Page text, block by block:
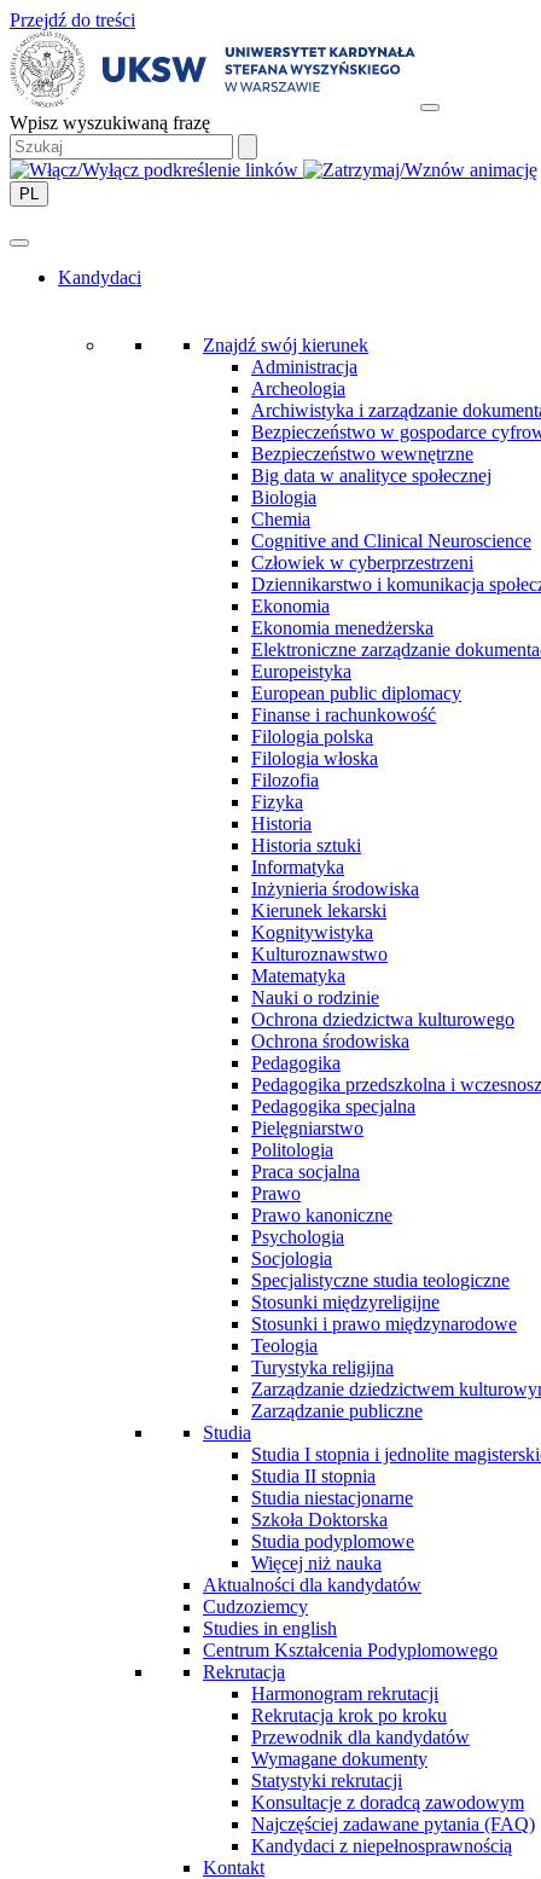
Przejdź do treści
Wpisz wyszukiwaną frazę
PL
Kandydaci
Znajdź swój kierunek
Administracja
Archeologia
Archiwistyka i zarządzanie
Bezpieczeństwo w gospodarce
Bezpieczeństwo wewnętrzne
Big data w analityce społecznej
Biologia
Chemia
Cognitive and Clinical Neuroscience
Człowiek w cyberprzestrzeni
Dziennikarstwo i komunikacja
Ekonomia
Ekonomia menedżerska
Elektroniczne zarządzanie
Europeistyka
European public diplomacy
Finanse i rachunkowość
Filologia polska
Filologia włoska
Filozofia
Fizyka
Historia
Historia sztuki
Informatyka
Inżynieria środowiska
Kierunek lekarski
Kognitywistyka
Kulturoznawstwo
Matematyka
Nauki o rodzinie
Ochrona dziedzictwa kulturowego
Ochrona środowiska
Pedagogika
Pedagogika przedszkolna i
Pedagogika specjalna
Pielęgniarstwo
Politologia
Praca socjalna
Prawo
Prawo kanoniczne
Psychologia
Socjologia
Specjalistyczne studia teologiczne
Stosunki międzyreligijne
Stosunki i prawo międzynarodowe
Teologia
Turystyka religijna
Zarządzanie dziedzictwem
Zarządzanie publiczne
Studia
Studia I stopnia i jednolite
Studia II stopnia
Studia niestacjonarne
Szkoła Doktorska
Studia podyplomowe
Więcej niż nauka
Aktualności dla kandydatów
Cudzoziemcy
Studies in english
Centrum Kształcenia Podyplomowego
Rekrutacja
Harmonogram rekrutacji
Rekrutacja krok po kroku
Przewodnik dla kandydatów
Wymagane dokumenty
Statystyki rekrutacji
Konsultacje z doradcą zawodowym
Najczęściej zadawane pytania (FAQ)
Kandydaci z niepełnosprawnością
Kontakt